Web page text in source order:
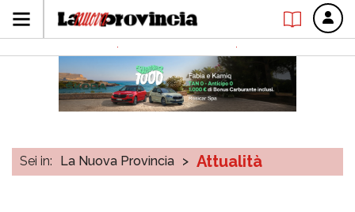
Sei in: La Nuova Provincia > Attualità